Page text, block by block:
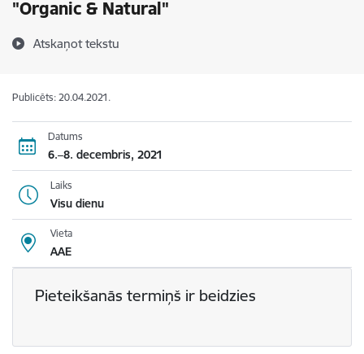
"Organic & Natural"
Atskaņot tekstu
Publicēts: 20.04.2021.
Datums
6.–8. decembris, 2021
Laiks
Visu dienu
Vieta
AAE
Pieteikšanās termiņš ir beidzies